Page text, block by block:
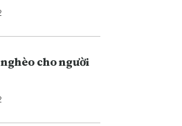
cho người